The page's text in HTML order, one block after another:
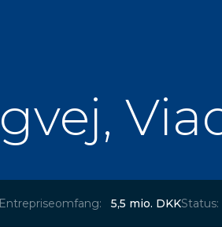
Entrepriseomfang: 5,5 mio. DKKStatus: